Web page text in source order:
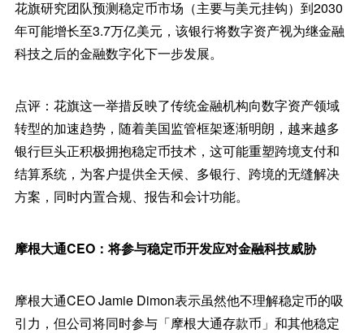
花旗研究团队预测稳定币市场（主要与美元挂钩）到2030
年可能增长至3.7万亿美元，该银行将数字资产视为继金融
科技之后的金融数字化下一步发展。
点评：花旗这一举措反映了传统金融机构向数字资产领域
转型的加速趋势，随着美国监管框架逐渐明朗，越来越多
银行巨头正积极拥抱稳定币技术，这可能重塑跨境支付和
结算系统，为客户提供全天候、多银行、跨境的无缝解决
方案，同时内置合规、报告和会计功能。
摩根大通CEO：将参与稳定币开发应对金融科技威胁
摩根大通CEO Jamie Dimon表示虽然他不理解稳定币的吸
引力，但公司将同时参与「摩根大通存款币」和其他稳定